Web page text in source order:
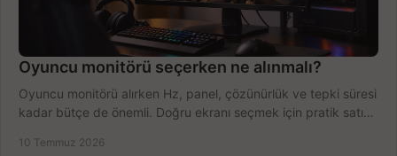
Oyuncu monitörü seçerken ne alınmalı?
Oyuncu monitörü alırken Hz, panel, çözünürlük ve tepki süresi
kadar bütçe de önemli. Doğru ekranı seçmek için pratik satın
10 Temmuz 2026